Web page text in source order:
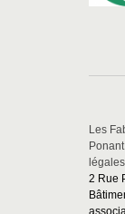
Les
Ponant
légales
2 Rue